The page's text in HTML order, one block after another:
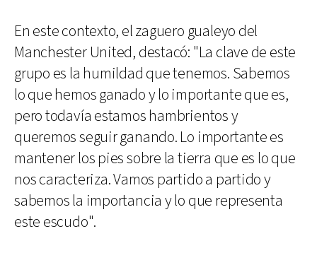
En este contexto, el zaguero gualeyo del
Manchester United, destacó: "La clave de este
grupo es la humildad que tenemos. Sabemos
lo que hemos ganado y lo importante que es,
pero todavía estamos hambrientos y
queremos seguir ganando. Lo importante es
mantener los pies sobre la tierra que es lo que
nos caracteriza. Vamos partido a partido y
sabemos la importancia y lo que representa
este escudo".